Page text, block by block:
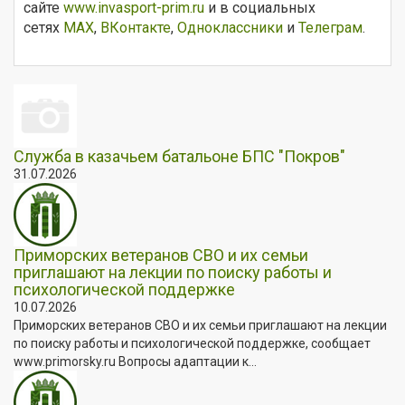
сайте www.invasport-prim.ru и в социальных
сетях МАХ, ВКонтакте, Одноклассники и Телеграм.
Служба в казачьем батальоне БПС "Покров"
31.07.2026
Приморских ветеранов СВО и их семьи
приглашают на лекции по поиску работы и
психологической поддержке
10.07.2026
Приморских ветеранов СВО и их семьи приглашают на лекции
по поиску работы и психологической поддержке, сообщает
www.primorsky.ru Вопросы адаптации к...